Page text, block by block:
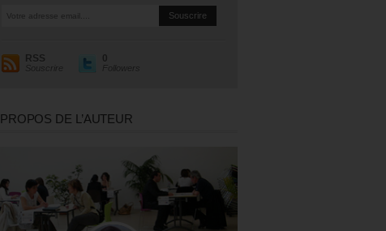
RSS
Souscrire
0
Followers
DE L’AUTEUR